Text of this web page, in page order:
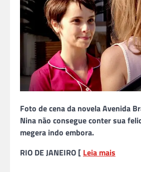
Foto de cena da novela Avenida
Nina não consegue conter sua
megera indo embora.
RIO DE JANEIRO [ Leia mais